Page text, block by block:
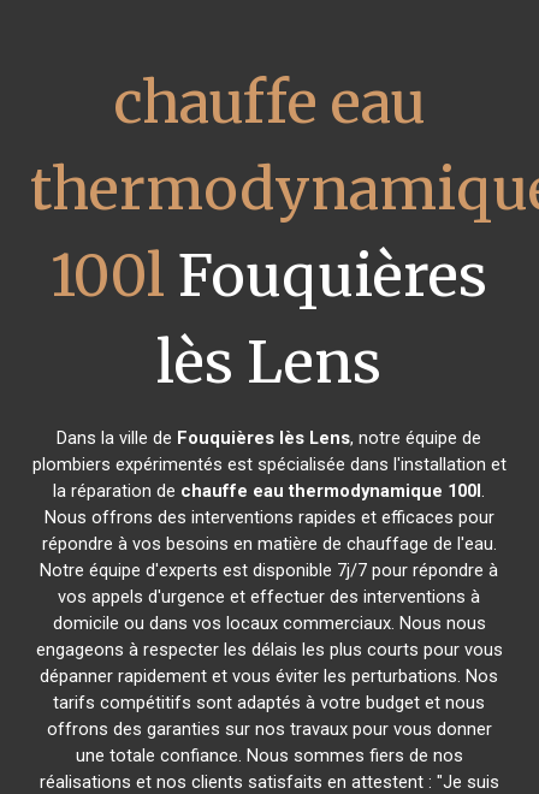
chauffe eau
100l Fouquières
lès Lens
Dans la ville de Fouquières lès Lens, notre équipe de
plombiers expérimentés est spécialisée dans l'installation et
la réparation de chauffe eau thermodynamique 100l.
Nous offrons des interventions rapides et efficaces pour
répondre à vos besoins en matière de chauffage de l'eau.
Notre équipe d'experts est disponible 7j/7 pour répondre à
vos appels d'urgence et effectuer des interventions à
domicile ou dans vos locaux commerciaux. Nous nous
engageons à respecter les délais les plus courts pour vous
dépanner rapidement et vous éviter les perturbations. Nos
tarifs compétitifs sont adaptés à votre budget et nous
offrons des garanties sur nos travaux pour vous donner
une totale confiance. Nous sommes fiers de nos
réalisations et nos clients satisfaits en attestent : "Je suis